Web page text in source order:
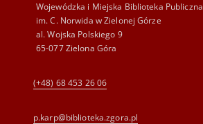
Wojewódzka i Miejska Biblioteka Publiczna
im. C. Norwida w Zielonej Górze
al. Wojska Polskiego 9
65-077 Zielona Góra
(+48) 68 453 26 06
p.karp@biblioteka.zgora.pl